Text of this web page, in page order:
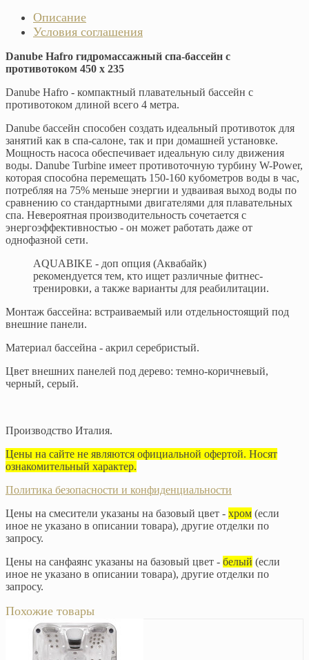
Описание
Условия соглашения
Danube Hafro гидромассажный спа-бассейн с
противотоком 450 х 235
Danube Hafro - компактный плавательный бассейн с
противотоком длиной всего 4 метра.
Danube бассейн способен создать идеальный противоток для
занятий как в спа-салоне, так и при домашней установке.
Мощность насоса обеспечивает идеальную силу движения
воды. Danube Turbine имеет противоточную турбину W-Power,
которая способна перемещать 150-160 кубометров воды в час,
потребляя на 75% меньше энергии и удваивая выход воды по
сравнению со стандартными двигателями для плавательных
спа. Невероятная производительность сочетается с
энергоэффективностью - он может работать даже от
однофазной сети.
AQUABIKE - доп опция (Аквабайк)
рекомендуется тем, кто ищет различные фитнес-
тренировки, а также варианты для реабилитации.
Монтаж бассейна: встраиваемый или отдельностоящий под
внешние панели.
Материал бассейна - акрил серебристый.
Цвет внешних панелей под дерево: темно-коричневый,
черный, серый.
​Производство Италия.
Цены на сайте не являются официальной офертой. Носят
ознакомительный характер.
Политика безопасности и конфиденциальности
Цены на смесители указаны на базовый цвет - хром (если
иное не указано в описании товара), другие отделки по
запросу.
Цены на санфаянс указаны на базовый цвет - белый (если
иное не указано в описании товара), другие отделки по
запросу.
Похожие товары